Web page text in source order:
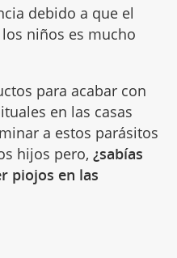
debido a que el
niños es mucho
para acabar con
en las casas
a estos parásitos
hijos pero, ¿sabías
piojos en las